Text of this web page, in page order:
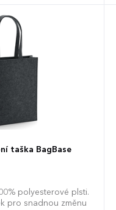
42 cm
taška BagBase
polyesterové plsti.
pro snadnou změnu